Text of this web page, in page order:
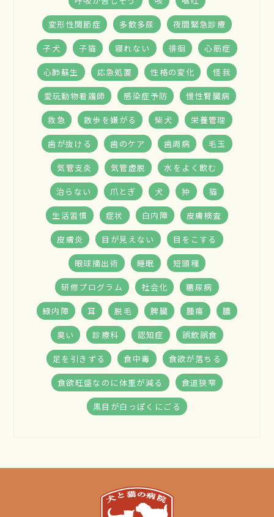
変形性関節症 多飲多尿 夜間緊急診療
子犬 子猫 寝れない 徘徊 心筋症
心肺蘇生 応急処置 性格の変化 怪我
愛玩動物看護師 感染症予防 慢性腎臓病
救急 散歩を嫌がる 柴犬 栄養管理
歯が抜ける 歯のケア 歯周病 毛玉
気管支炎 気管虚脱 水をよく飲む
治らない 爪とぎ 犬 狆 猫
生活習慣 症状 白内障 皮膚検査
皮膚炎 目が見えない 目をこする
眼球摘出術 睡眠 短頭種
研修プログラム 社会化 糖尿病
緑内障 耳 脱毛 脾臓 腫瘍 膿
臭い 診療科 認知症 誤飲誤食
足を引きずる 食中毒 食欲が落ちる
食欲旺盛なのに体重が減る 食道狭窄
黒目が白っぽくにごる